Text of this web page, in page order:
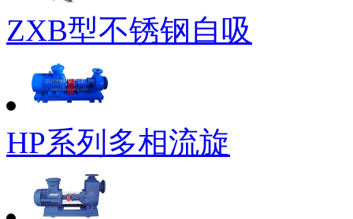
ZXB型不锈钢自吸
HP系列多相流旋